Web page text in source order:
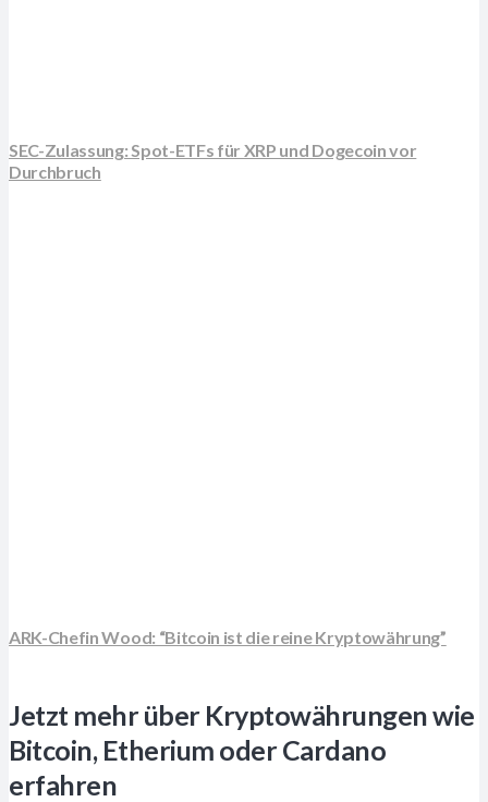
SEC-Zulassung: Spot-ETFs für XRP und Dogecoin vor
Durchbruch
ARK-Chefin Wood: “Bitcoin ist die reine Kryptowährung”
Jetzt mehr über Kryptowährungen wie
Bitcoin, Etherium oder Cardano
erfahren